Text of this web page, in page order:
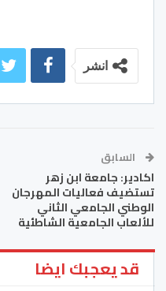
انشر
السابق
اكادير: جامعة ابن زهر
تستضيف فعاليات المهرجان
الوطني الجامعي الثاني
للألعاب الجامعية الشاطئية
قد يعجبك ايضا